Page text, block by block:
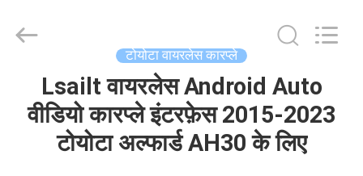
उत्पादों
Electron
Co.,Ltd.
टोयोटा वायरलेस कारप्ले
Lsailt वायरलेस Android Auto
वीडियो कारप्ले इंटरफ़ेस 2015-2023
टोयोटा अल्फार्ड AH30 के लिए